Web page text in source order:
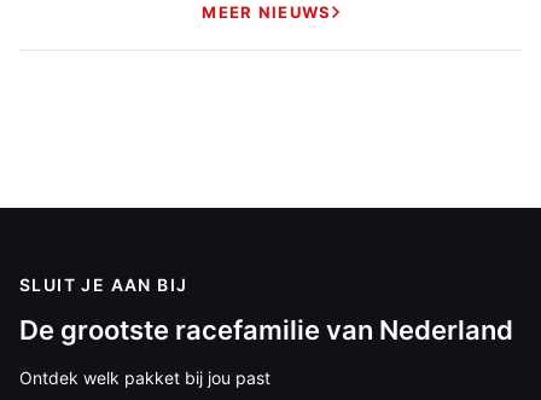
MEER NIEUWS
SLUIT JE AAN BIJ
De grootste racefamilie van Nederland
Ontdek welk pakket bij jou past